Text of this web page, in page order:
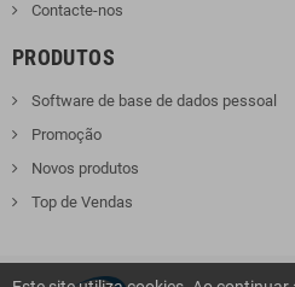
Contacte-nos
PRODUTOS
Software de base de dados pessoal
Promoção
Novos produtos
Top de Vendas